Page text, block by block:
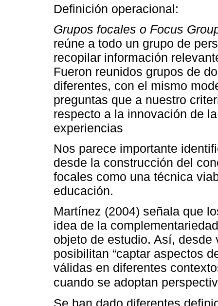
Definición operacional:
Grupos focales o Focus
reúne a todo un grupo de
recopilar información
Fueron reunidos grupos de
diferentes, con el mismo
preguntas que a nuestro
respecto a la innovación de
experiencias
Nos parece importante
desde la construcción del
focales como una técnica
educación.
Martínez (2004) señala que
idea de la
objeto de estudio. Así,
posibilitan “captar aspectos
válidas en diferentes
cuando se adoptan
Se han dado diferentes